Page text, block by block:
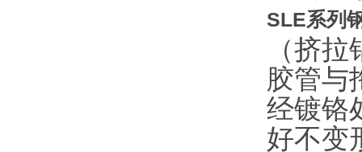
SLE系列
（挤
胶管与
经镀铬
好不变